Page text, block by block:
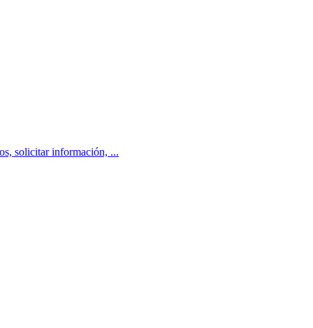
solicitar información, ...